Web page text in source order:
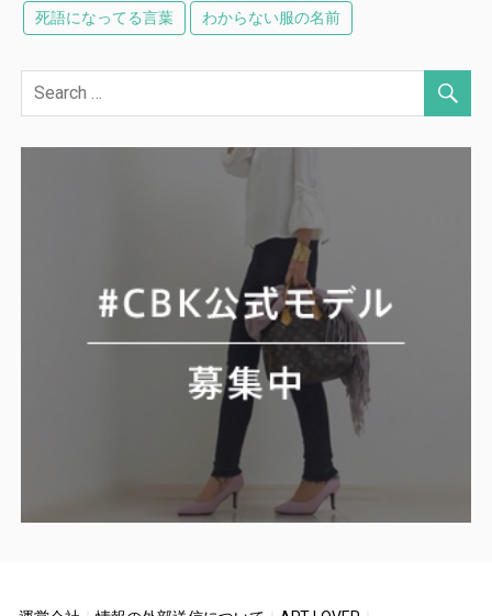
死語になってる言葉 わからない服の名前